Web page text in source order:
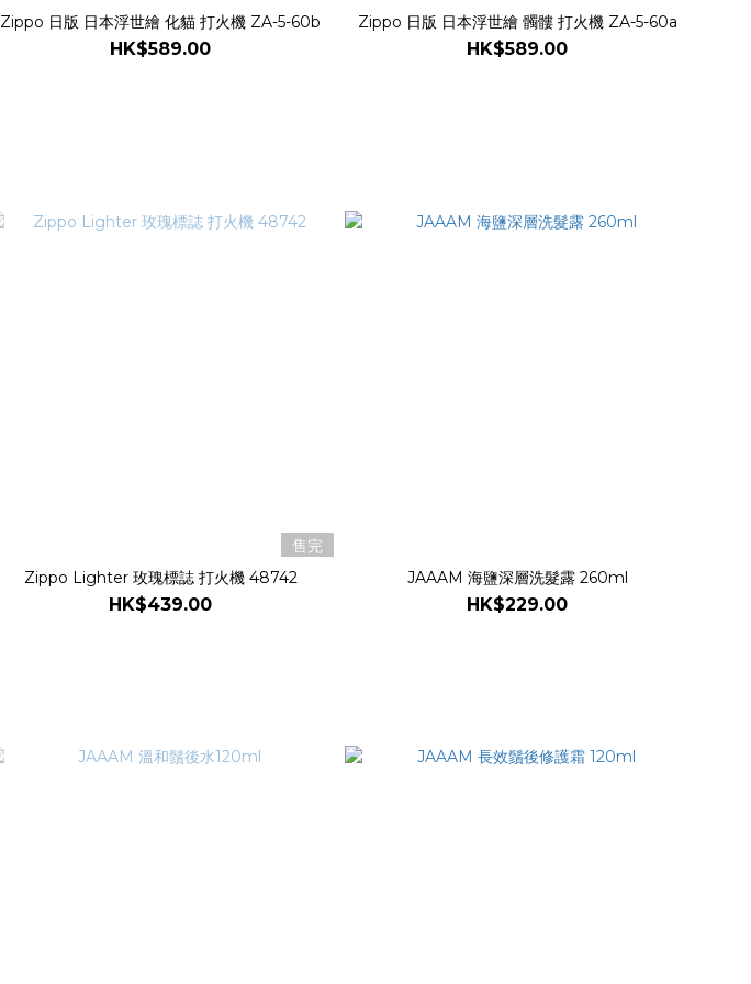
Zippo 日版 日本浮世繪 化貓 打火機 ZA-5-60b
HK$589.00
Zippo 日版 日本浮世繪 髑髏 打火機 ZA-5-60a
HK$589.00
售完
Zippo Lighter 玫瑰標誌 打火機 48742
HK$439.00
JAAAM 海鹽深層洗髮露 260ml
HK$229.00